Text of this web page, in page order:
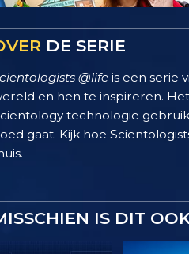
DE SERIE
@life is een serie
en hen te inspireren.
technologie
gaat. Kijk hoe
IS DIT